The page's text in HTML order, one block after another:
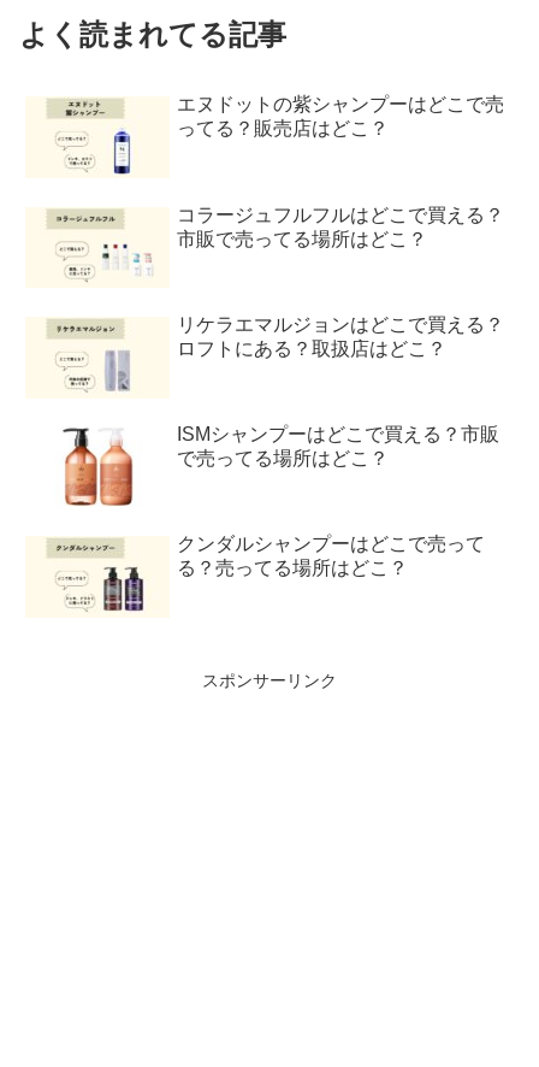
よく読まれてる記事
エヌドットの紫シャンプーはどこで売
ってる？販売店はどこ？
コラージュフルフルはどこで買える？
市販で売ってる場所はどこ？
リケラエマルジョンはどこで買える？
ロフトにある？取扱店はどこ？
ISMシャンプーはどこで買える？市販
で売ってる場所はどこ？
クンダルシャンプーはどこで売って
る？売ってる場所はどこ？
スポンサーリンク